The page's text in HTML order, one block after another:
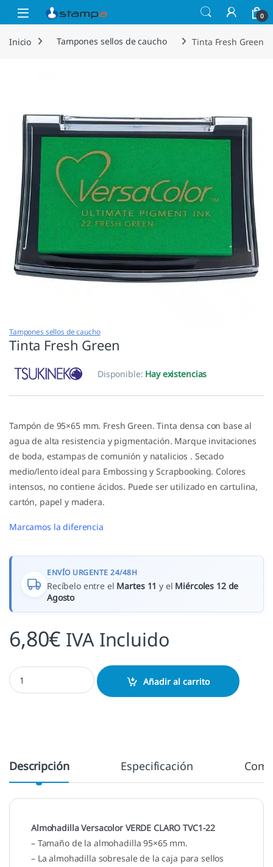
Saltar a la navegación
Saltar al contenido
Open 0
Inicio Tampones sellos de caucho Tinta Fresh Green
Tampones sellos de caucho
Tinta Fresh Green
Disponible: Hay existencias
Tampón de 95×65 mm. Fresh Green. Tinta densa con base al
agua de alta resistencia y pigmentación. Marque invitaciones
de boda, estampas de comunión y natalicios . Secado
medio/lento ideal para Embossing y Scrapbooking. Colores
intensos, no contiene ácidos. Puede ser utilizado en cartulina,
cartón, papel y madera.
Marcamos la diferencia
ENVÍO URGENTE 24/48H
Recíbelo entre el Martes 11 y el Miércoles 12 de
Agosto
6,80€ IVA Incluido
Tinta Fresh Green cantidad
Añadir al carrito
Descripción Especificación
Almohadilla Versacolor VERDE CLARO TVC1-22
– Tamaño de la almohadilla 95×65 mm.
– La almohadilla sobresale de la caja para sellos